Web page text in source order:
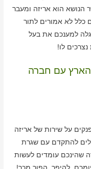
הוא אריזה ומעבר
כלל לא אמורים לתור
למענכם את בעל
לו!
הארץ עם חברה
על שירות של אריזה
להתקדם עם שגרת
שהינכם עומדים לעשות